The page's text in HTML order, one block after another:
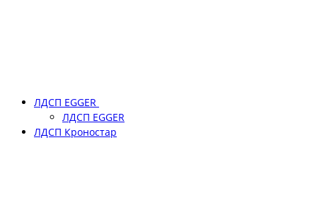
ЛДСП EGGER
ЛДСП EGGER
ЛДСП Кроностар